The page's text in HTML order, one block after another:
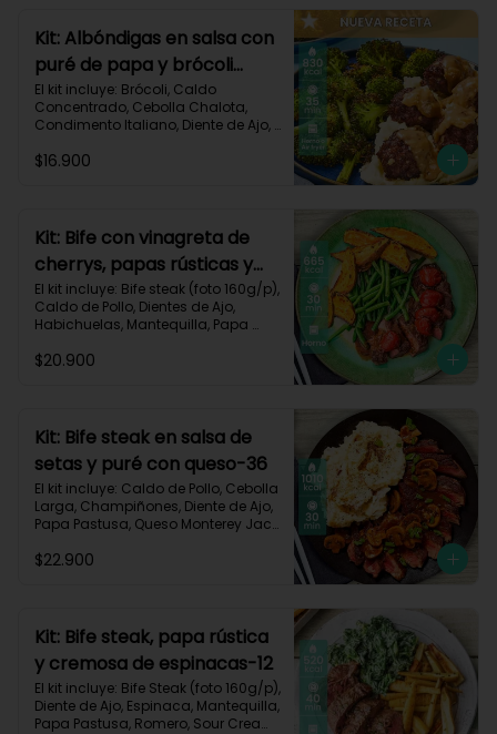
Kit: Albóndigas en salsa con
puré de papa y brócoli
asado-137
El kit incluye: Brócoli, Caldo
Concentrado, Cebolla Chalota,
Condimento Italiano, Diente de Ajo,
Molida (150g/p), Salsa de Soya,
$16.900
Kit: Bife con vinagreta de
cherrys, papas rústicas y
habichuelas-61
El kit incluye: Bife steak (foto 160g/p),
Caldo de Pollo, Dientes de Ajo,
Habichuelas, Mantequilla, Papa
Cherry, Vinagre Balsámico, Receta
Grasas 40g
$20.900
Kit: Bife steak en salsa de
setas y puré con queso-36
El kit incluye: Caldo de Pollo, Cebolla
Larga, Champiñones, Diente de Ajo,
Papa Pastusa, Queso Monterey Jack,
Cream y Receta impresa.
$22.900
Kit: Bife steak, papa rústica
y cremosa de espinacas-12
El kit incluye: Bife Steak (foto 160g/p),
Diente de Ajo, Espinaca, Mantequilla,
Papa Pastusa, Romero, Sour Cream